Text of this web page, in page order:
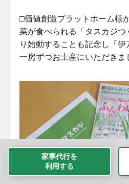
□価値創造プラットホーム様
菜が食べられる「タスカジつ
り始動することも記念し「
一房ずつお土産にいただきま
家事代行を
利用する